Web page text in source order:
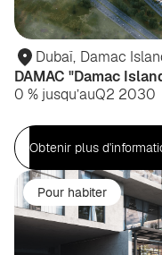
Dubaï, Damac
DAMAC "Damac
0 % jusqu’auQ2 2030
Obtenir plus
Pour habiter